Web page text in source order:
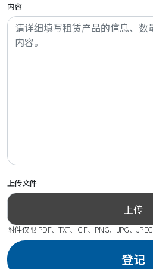
内容
上传文件
附件仅限 PDF、TXT、GIF、PNG、JPG、JPEG
登记